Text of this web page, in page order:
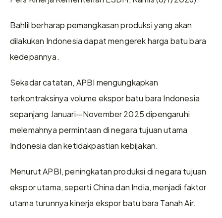
Bahlil berharap pemangkasan produksi yang akan
dilakukan Indonesia dapat mengerek harga batu bara
kedepannya.
Sekadar catatan, APBI mengungkapkan
terkontraksinya volume ekspor batu bara Indonesia
sepanjang Januari—November 2025 dipengaruhi
melemahnya permintaan di negara tujuan utama
Indonesia dan ketidakpastian kebijakan.
Menurut APBI, peningkatan produksi di negara tujuan
ekspor utama, seperti China dan India, menjadi faktor
utama turunnya kinerja ekspor batu bara Tanah Air.